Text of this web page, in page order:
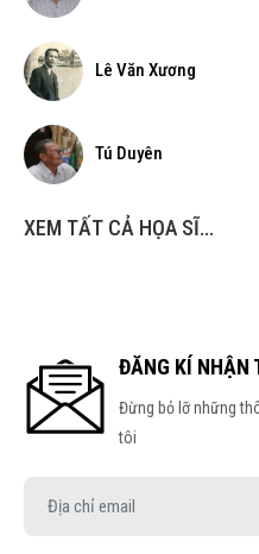
Lê Văn Xương
Tú Duyên
XEM TẤT CẢ HỌA SĨ...
ĐĂNG KÍ NHẬN
Đừng bỏ lỡ những
tôi